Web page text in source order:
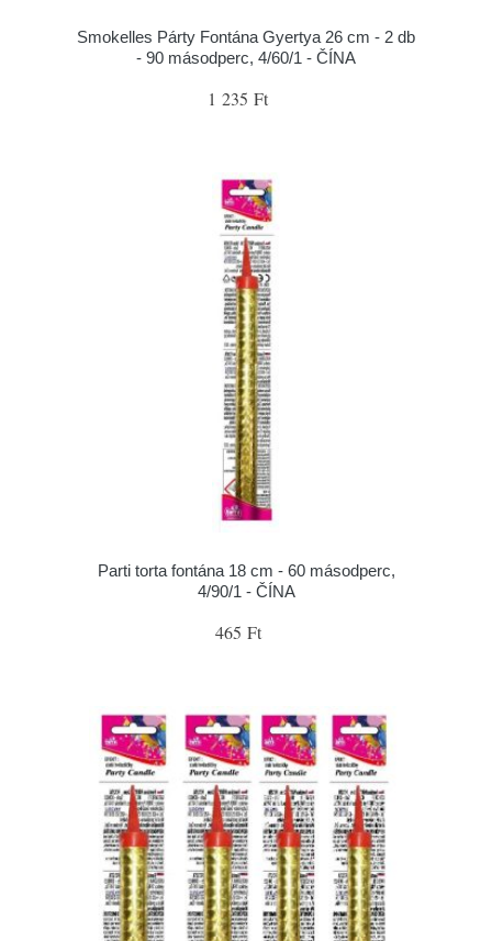
Smokelles Párty Fontána Gyertya 26 cm - 2 db
- 90 másodperc, 4/60/1 - ČÍNA
1 235 Ft
Parti torta fontána 18 cm - 60 másodperc,
4/90/1 - ČÍNA
465 Ft